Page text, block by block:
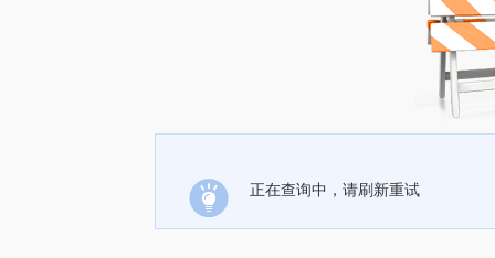
正在查询中，请刷新重试